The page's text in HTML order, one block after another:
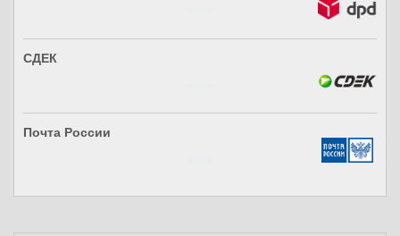
СДЕК
Почта России